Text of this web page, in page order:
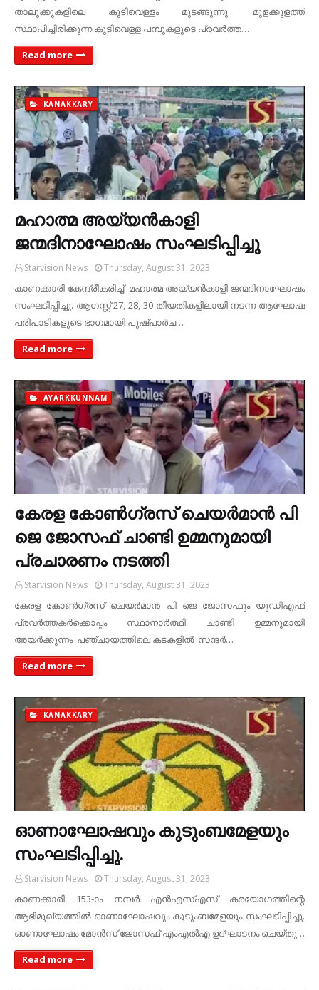
താലൂക്കുകളിലെ കുടിവെള്ളം മുടങ്ങുന്നു. മുളക്കുളത്ത്
സ്ഥാപിച്ചിരിക്കുന്ന കുടിവെള്ള പമ്പുകളുടെ പ്രവര്‍ത്ത…
Read more
KANAKKARY
മഹാത്മ അയ്യന്‍കാളി
ജന്മദിനാഘോഷം സംഘടിപ്പിച്ചു
Starvision News Thursday, August 31, 2023
കാണക്കാരി കേന്ദ്രീകരിച്ച് മഹാത്മ അയ്യന്‍കാളി ജന്മദിനാഘോഷം
സംഘടിപ്പിച്ചു. ആഗസ്റ്റ് 27, 28, 30 തീയതികളിലായി നടന്ന ആഘോഷ
പരിപാടികളുടെ ഭാഗമായി പുഷ്പാര്‍ച…
Read more
AYARKKUNNAM
കേരള കോണ്‍ഗ്രസ് ചെയര്‍മാന്‍ പി
ജെ ജോസഫ് ചാണ്ടി ഉമ്മനുമായി
പ്രചാരണം നടത്തി
Starvision News Thursday, August 31, 2023
കേരള കോണ്‍ഗ്രസ് ചെയര്‍മാന്‍ പി ജെ ജോസഫും യുഡിഎഫ്
പ്രവര്‍ത്തകര്‍ക്കൊപ്പം സ്ഥാനാര്‍ത്ഥി ചാണ്ടി ഉമ്മനുമായി
അയര്‍ക്കുന്നം പഞ്ചായത്തിലെ കടകളില്‍ സന്ദര്‍…
Read more
KANAKKARY
ഓണാഘോഷവും കുടുംബമേളയും
സംഘടിപ്പിച്ചു.
Starvision News Thursday, August 31, 2023
കാണക്കാരി 153-ാം നമ്പര്‍ എന്‍എസ്എസ് കരയോഗത്തിന്റെ
ആഭിമുഖ്യത്തില്‍ ഓണാഘോഷവും കുടുംബമേളയും സംഘടിപ്പിച്ചു.
ഓണാഘോഷം മോന്‍സ് ജോസഫ് എംഎല്‍എ ഉദ്ഘാടനം ചെയ്തു…
Read more